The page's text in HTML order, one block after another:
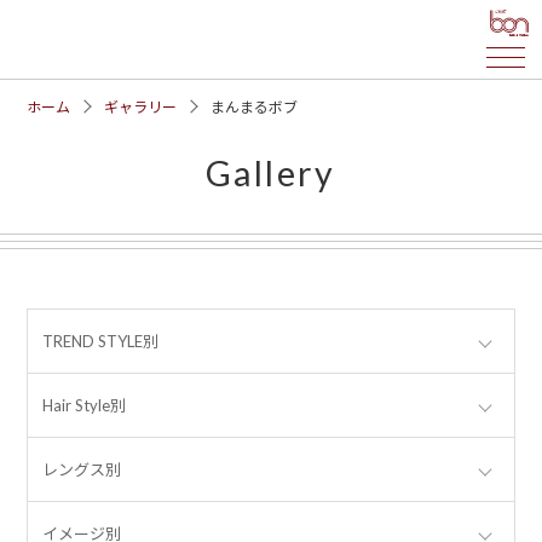
ホーム ギャラリー まんまるボブ
Gallery
TREND STYLE別
Hair Style別
レングス別
イメージ別